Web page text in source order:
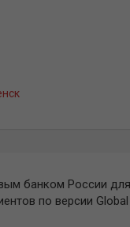
банком России для
по версии Global